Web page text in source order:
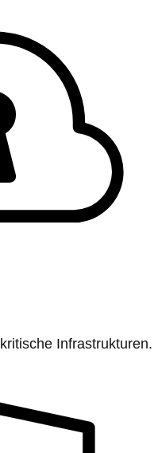
Infrastrukturen.